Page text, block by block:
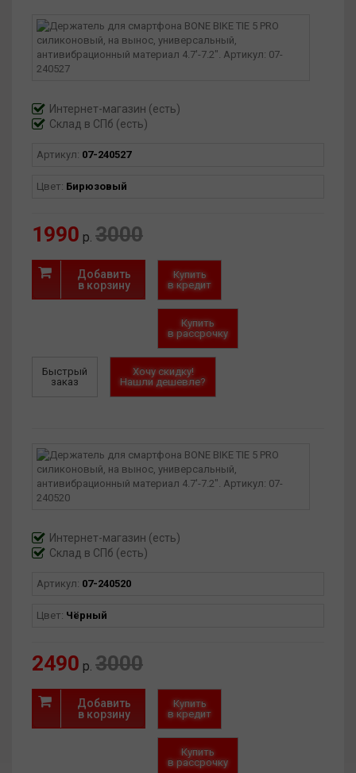
- Совместим с большинством смартфонов с диагональю
экрана от 4,7 до 7,2 дюймов
- Компактный и не мешает управлению велосипедом
отслеживания тренировок во время велопрогулок
- Регулируемые крепления позволяют использовать его на
большинстве моделей велосипедов
Интернет-магазин (есть)
Склад в СПб (есть)
Артикул: 07-240527
Цвет: Бирюзовый
1990 р. 3000
Добавить
в корзину
Купить
в кредит
Купить
в рассрочку
Быстрый
заказ
Хочу скидку!
Нашли дешевле?
Интернет-магазин (есть)
Склад в СПб (есть)
Артикул: 07-240520
Цвет: Чёрный
2490 р. 3000
Добавить
в корзину
Купить
в кредит
Купить
в рассрочку